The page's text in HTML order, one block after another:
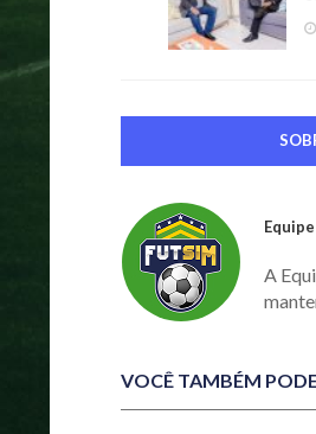
A
VOCÊ TAMBÉM